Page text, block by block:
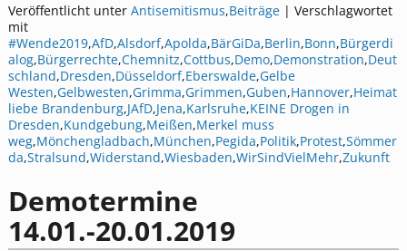
Veröffentlicht unter Antisemitismus,Beiträge| Verschlagwortet
mit
#Wende2019,AfD,Alsdorf,Apolda,BärGiDa,Berlin,Bonn,Bürgerdi
alog,Bürgerrechte,Chemnitz,Cottbus,Demo,Demonstration,Deut
schland,Dresden,Düsseldorf,Eberswalde,Gelbe
Westen,Gelbwesten,Grimma,Grimmen,Guben,Hannover,Heimat
liebe Brandenburg,JAfD,Jena,Karlsruhe,KEINE Drogen in
Dresden,Kundgebung,Meißen,Merkel muss
weg,Mönchengladbach,München,Pegida,Politik,Protest,Sömmer
da,Stralsund,Widerstand,Wiesbaden,WirSindVielMehr,Zukunft
Demotermine
14.01.-20.01.2019